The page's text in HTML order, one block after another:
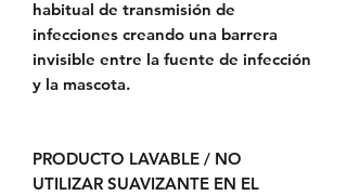
habitual de transmisión de
infecciones creando una barrera
invisible entre la fuente de infección
y la mascota.
PRODUCTO LAVABLE / NO
UTILIZAR SUAVIZANTE EN EL